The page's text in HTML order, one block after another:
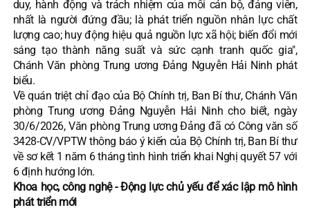
duy, hành động và trách nhiệm của mỗi cán bộ, đảng viên,
nhất là người đứng đầu; là phát triển nguồn nhân lực chất
lượng cao; huy động hiệu quả nguồn lực xã hội; biến đổi mới
sáng tạo thành năng suất và sức cạnh tranh quốc gia",
Chánh Văn phòng Trung ương Đảng Nguyễn Hải Ninh phát
biểu.
Về quán triệt chỉ đạo của Bộ Chính trị, Ban Bí thư, Chánh Văn
phòng Trung ương Đảng Nguyễn Hải Ninh cho biết, ngày
30/6/2026, Văn phòng Trung ương Đảng đã có Công văn số
3428-CV/VPTW thông báo ý kiến của Bộ Chính trị, Ban Bí thư
về sơ kết 1 năm 6 tháng tình hình triển khai Nghị quyết 57 với
6 định hướng lớn.
Khoa học, công nghệ - Động lực chủ yếu để xác lập mô hình
phát triển mới